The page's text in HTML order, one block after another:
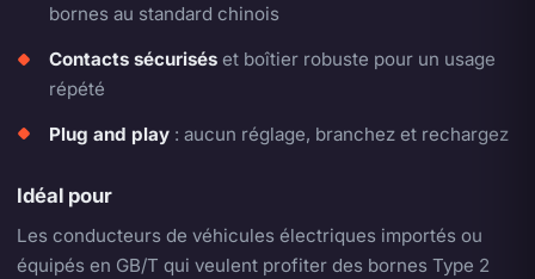
bornes au standard chinois
Contacts sécuriséset boîtier robuste pour un usage
répété
Plug and play: aucun réglage, branchez et rechargez
Idéal pour
Les conducteurs de véhicules électriques importés ou
équipés en GB/T qui veulent profiter des bornes Type 2